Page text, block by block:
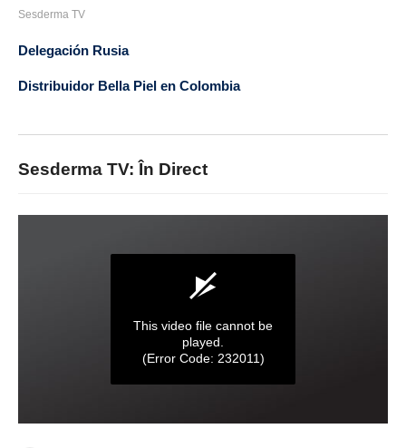
Sesderma TV
Delegación Rusia
Distribuidor Bella Piel en Colombia
Sesderma TV: În Direct